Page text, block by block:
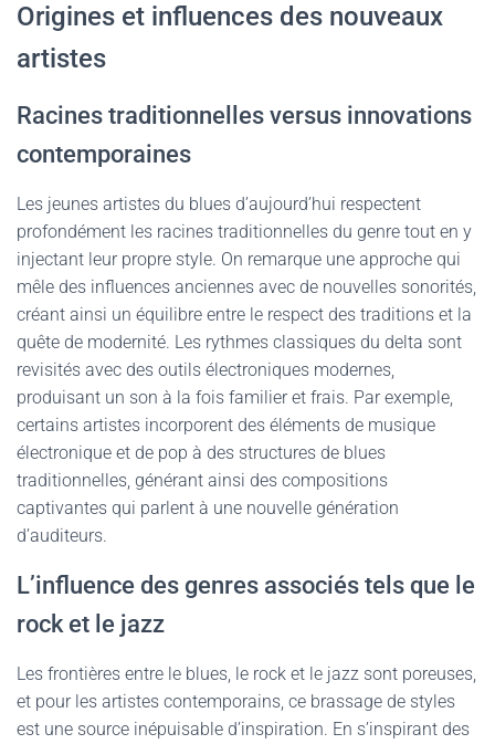
Origines et influences des nouveaux
artistes
Racines traditionnelles versus innovations
contemporaines
Les jeunes artistes du blues d’aujourd’hui respectent
profondément les racines traditionnelles du genre tout en y
injectant leur propre style. On remarque une approche qui
mêle des influences anciennes avec de nouvelles sonorités,
créant ainsi un équilibre entre le respect des traditions et la
quête de modernité. Les rythmes classiques du delta sont
revisités avec des outils électroniques modernes,
produisant un son à la fois familier et frais. Par exemple,
certains artistes incorporent des éléments de musique
électronique et de pop à des structures de blues
traditionnelles, générant ainsi des compositions
captivantes qui parlent à une nouvelle génération
d’auditeurs.
L’influence des genres associés tels que le
rock et le jazz
Les frontières entre le blues, le rock et le jazz sont poreuses,
et pour les artistes contemporains, ce brassage de styles
est une source inépuisable d’inspiration. En s’inspirant des